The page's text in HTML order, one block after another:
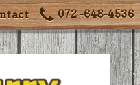
072 -648-4536